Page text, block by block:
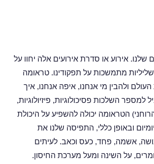
אירוע או סדרת אירועים אלה יחוו על
שליליות מתמשכות על תפקודינו. טראומה
ולהבין מי אנחנו, איפה אנחנו, איך
השלכות פסיכולוגיות, פיזיולוגיות,
הטראומה יכולה להשפיע על היכולת
ובאופן כללי, התפיסה שלנו את
אשמה, פחד, כעס וכאב. לעיתים
על השינה ומעל מערכת החיסון.